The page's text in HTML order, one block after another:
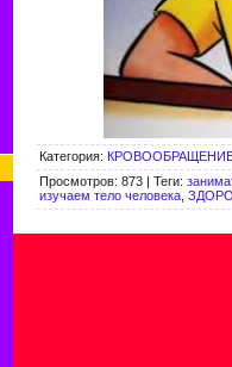
Категория:
Просмотров: 873 | Теги:
изучаем тело человека